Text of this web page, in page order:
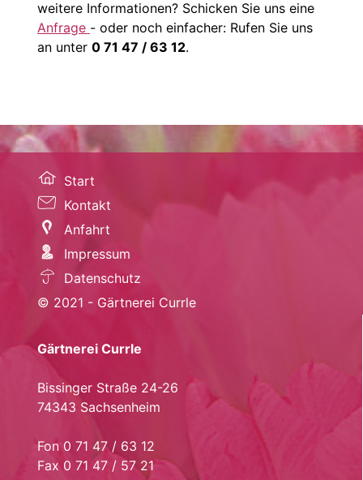
weitere Informationen? Schicken Sie uns eine
Anfrage - oder noch einfacher: Rufen Sie uns
an unter 0 71 47 / 63 12.
Start
Kontakt
Anfahrt
Impressum
Datenschutz
© 2021 - Gärtnerei Currle
Gärtnerei Currle
Bissinger Straße 24-26
74343 Sachsenheim
Fon 0 71 47 / 63 12
Fax 0 71 47 / 57 21